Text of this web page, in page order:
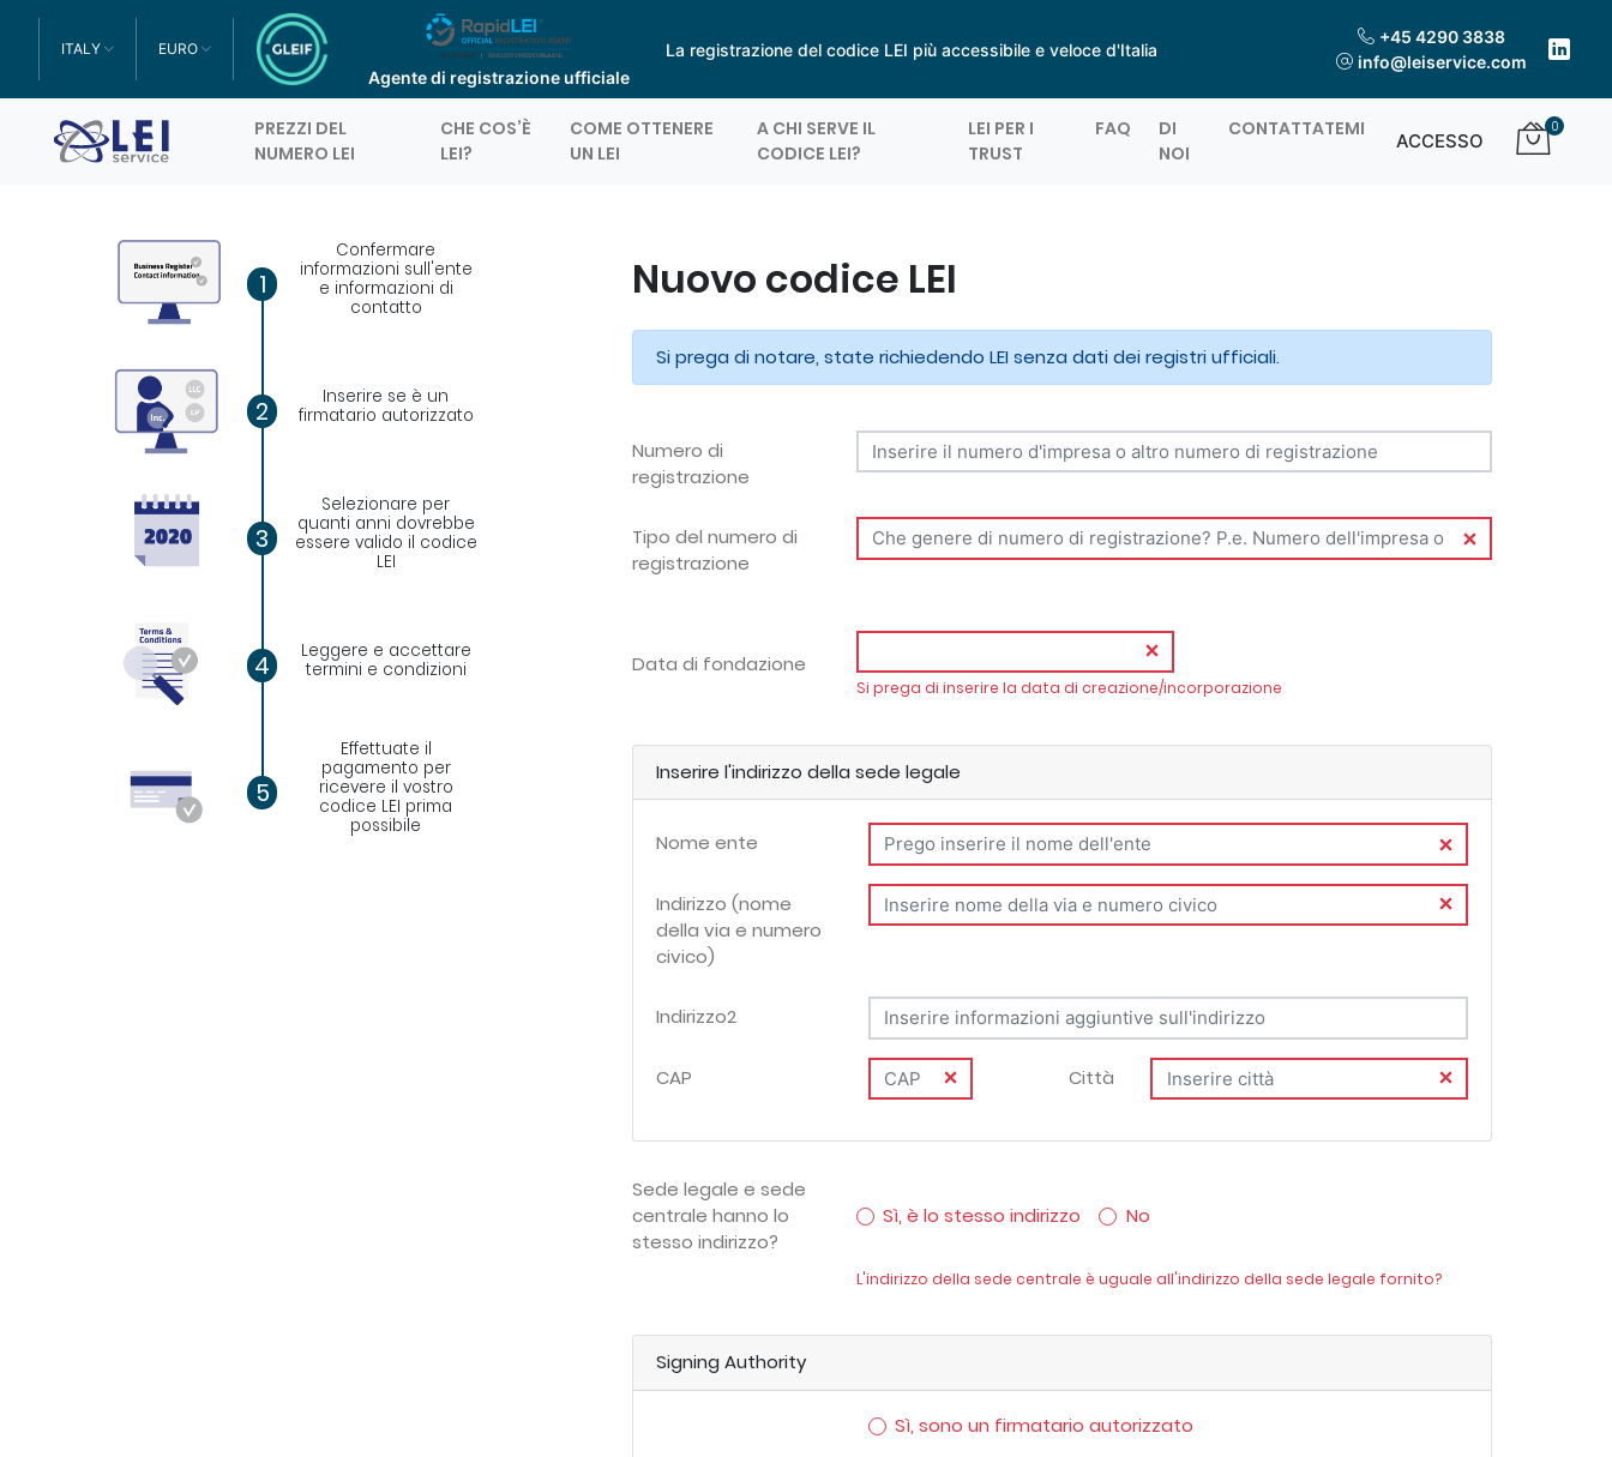
ITALY
TOGGLE DROPDOWN
EURO
TOGGLE DROPDOWN
Agente di registrazione ufficiale
La registrazione del codice LEI più accessibile e veloce d'Italia
+45 4290 3838
info@leiservice.com
PREZZI DEL
NUMERO LEI
CHE COS’È
LEI?
COME OTTENERE
UN LEI
A CHI SERVE IL
CODICE LEI?
LEI PER I
TRUST
FAQ
DI
NOI
CONTATTATEMI
ACCESSO
0
1
Confermare
informazioni sull'ente
e informazioni di
contatto
2
Inserire se è un
firmatario autorizzato
3
Selezionare per
quanti anni dovrebbe
essere valido il codice
LEI
4
Leggere e accettare
termini e condizioni
5
Effettuate il
pagamento per
ricevere il vostro
codice LEI prima
possibile
Nuovo codice LEI
Si prega di notare, state richiedendo LEI senza dati dei registri ufficiali.
Numero di
registrazione
Tipo del numero di
registrazione
Data di fondazione
Si prega di inserire la data di creazione/incorporazione
Inserire l'indirizzo della sede legale
Nome ente
Indirizzo (nome
della via e numero
civico)
Indirizzo2
CAP Città
Sede legale e sede
centrale hanno lo
stesso indirizzo?
Sì, è lo stesso indirizzo No
L'indirizzo della sede centrale è uguale all'indirizzo della sede legale fornito?
Signing Authority
Sì, sono un firmatario autorizzato